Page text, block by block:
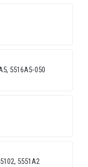
5516А5-050
5551А2